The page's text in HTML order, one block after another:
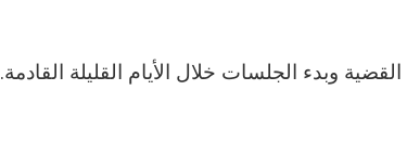
وبدء الجلسات خلال الأيام القليلة القادمة.